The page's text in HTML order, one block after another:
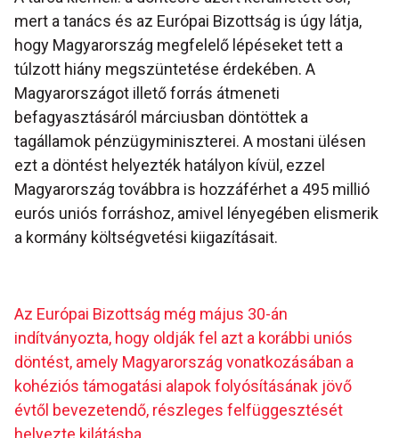
mert a tanács és az Európai Bizottság is úgy látja,
hogy Magyarország megfelelő lépéseket tett a
túlzott hiány megszüntetése érdekében. A
Magyarországot illető forrás átmeneti
befagyasztásáról márciusban döntöttek a
tagállamok pénzügyminiszterei. A mostani ülésen
ezt a döntést helyezték hatályon kívül, ezzel
Magyarország továbbra is hozzáférhet a 495 millió
eurós uniós forráshoz, amivel lényegében elismerik
a kormány költségvetési kiigazításait.
Az Európai Bizottság még május 30-án
indítványozta, hogy oldják fel azt a korábbi uniós
döntést, amely Magyarország vonatkozásában a
kohéziós támogatási alapok folyósításának jövő
évtől bevezetendő, részleges felfüggesztését
helyezte kilátásba.